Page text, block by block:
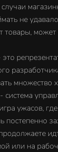
не
товары,
множество
система
ужасов,
постепенно
или на